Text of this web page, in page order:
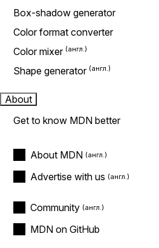
Box-shadow generator
Color format converter
Color mixer
Shape generator
About
Get to know MDN better
About MDN
Advertise with us
Community
MDN on GitHub